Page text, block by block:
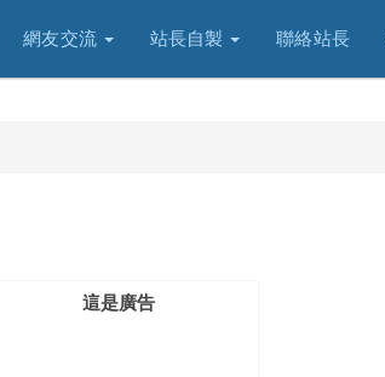
網友交流 站長自製 聯絡站長
這是廣告